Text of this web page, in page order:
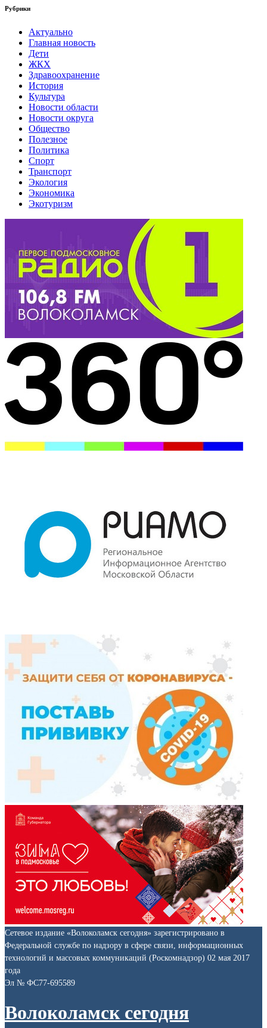
Рубрики
Актуально
Главная новость
Дети
ЖКХ
Здравоохранение
История
Культура
Новости области
Новости округа
Общество
Полезное
Политика
Спорт
Транспорт
Экология
Экономика
Экотуризм
Сетевое издание «Волоколамск сегодня» зарегистрировано в
Федеральной службе по надзору в сфере связи, информационных
технологий и массовых коммуникаций (Роскомнадзор) 02 мая 2017
года
Эл № ФС77-695589
Волоколамск сегодня